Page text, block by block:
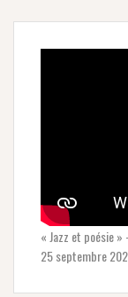
« Jazz et poésie
25 septembre